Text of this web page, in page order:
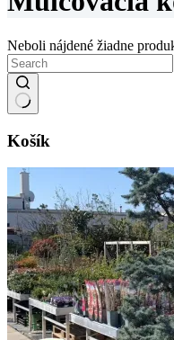
Neboli nájdené žiadne
results
Košík